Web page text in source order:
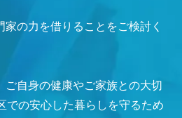
の力を借りることをご検討く
ご自身の健康やご家族との大切
での安心した暮らしを守るため